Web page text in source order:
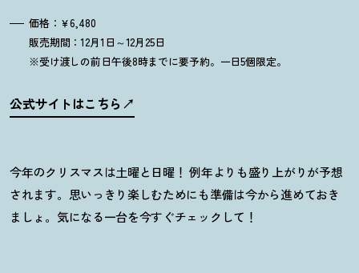
価格：￥6,480
販売期間：12月1日～12月25日
※受け渡しの前日午後8時までに要予約。一日5個限定。
公式サイトはこちら
今年のクリスマスは土曜と日曜！ 例年よりも盛り上がりが予想
されます。思いっきり楽しむためにも準備は今から進めておき
ましょ。気になる一台を今すぐチェックして ！